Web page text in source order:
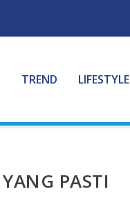
TREND LIFESTYLE
PASTI